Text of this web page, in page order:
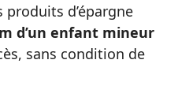
d’épargne
d’un enfant mineur
sans condition de